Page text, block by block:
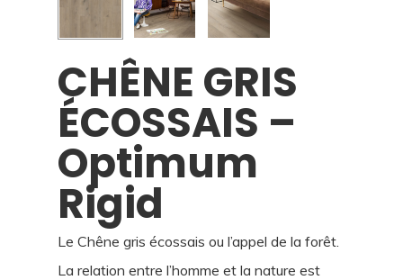
CHÊNE GRIS
ÉCOSSAIS –
Optimum
Rigid
Le Chêne gris écossais ou l’appel de la forêt.
La relation entre l’homme et la nature est